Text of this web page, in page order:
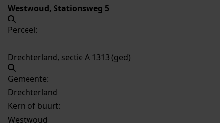
Westwoud, Stationsweg 5
Perceel:
Drechterland, sectie A 1313 (ged)
Gemeente:
Drechterland
Kern of buurt:
Westwoud